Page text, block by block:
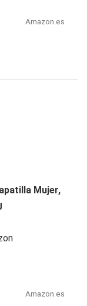
Amazon.es
Mujer,
Amazon.es